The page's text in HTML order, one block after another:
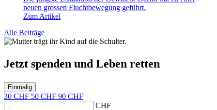
neuen grossen Fluchtbewegung geführt.
Zum Artikel
Alle Beiträge
Jetzt spenden und Leben retten
Einmalig
30 CHF 50 CHF 90 CHF
CHF